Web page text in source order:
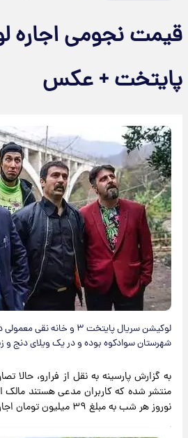
قیمت نجومی اجاره
پایتخت + عکس
لوکیشن سریال پایتخت ۳ و
شهرستان سوادکوه بوده و در یک ویلای دنج و
به گزارش پارسینه به نقل از فرارو،‌ حالا
منتشر شده که کاربران مدعی هستند مالک
نوروز هر شب به مبلغ ۳۹ میلیون تومان اجاره می‌دهد.